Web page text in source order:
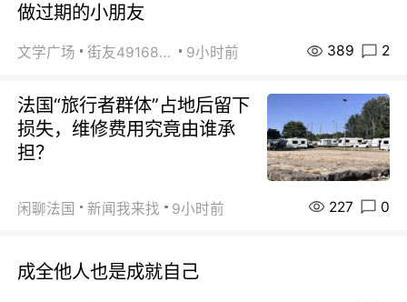
做过期的小朋友
文学广场 街友49168527 9小时前 389 2
法国“旅行者群体”占地后留下
损失，维修费用究竟由谁承
担？
闲聊法国 新闻我来找 9小时前 227 0
成全他人也是成就自己